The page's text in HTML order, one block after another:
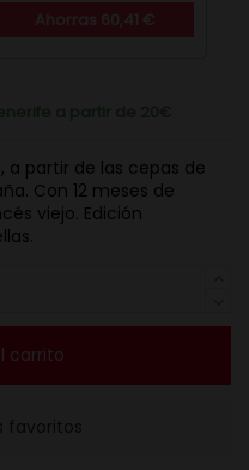
a partir de las cepas de
Con 12 meses de
viejo. Edición
carrito